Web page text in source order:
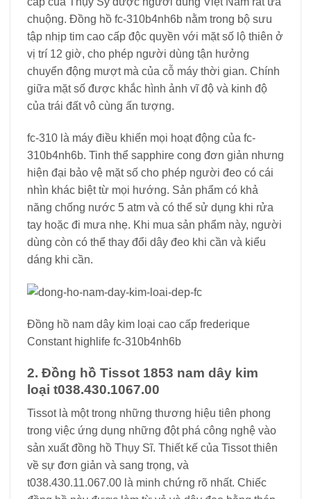
chuộng. Đồng hồ fc-310b4nh6b nằm trong bộ sưu
tập nhịp tim cao cấp độc quyền với mặt số lộ thiên ở
vị trí 12 giờ, cho phép người dùng tận hưởng
chuyển động mượt mà của cỗ máy thời gian. Chính
giữa mặt số được khắc hình ảnh vĩ độ và kinh độ
của trái đất vô cùng ấn tượng.
fc-310 là máy điều khiển mọi hoạt động của fc-
310b4nh6b. Tinh thể sapphire cong đơn giản nhưng
hiện đại bảo vệ mặt số cho phép người đeo có cái
nhìn khác biệt từ mọi hướng. Sản phẩm có khả
năng chống nước 5 atm và có thể sử dụng khi rửa
tay hoặc đi mưa nhẹ. Khi mua sản phẩm này, người
dùng còn có thể thay đổi dây đeo khi cần và kiểu
dáng khi cần.
Đồng hồ nam dây kim loại cao cấp frederique
Constant highlife fc-310b4nh6b
2. Đồng hồ Tissot 1853 nam dây kim
loại t038.430.1067.00
Tissot là một trong những thương hiệu tiên phong
trong việc ứng dụng những đột phá công nghệ vào
sản xuất đồng hồ Thụy Sĩ. Thiết kế của Tissot thiên
về sự đơn giản và sang trọng, và
t038.430.11.067.00 là minh chứng rõ nhất. Chiếc